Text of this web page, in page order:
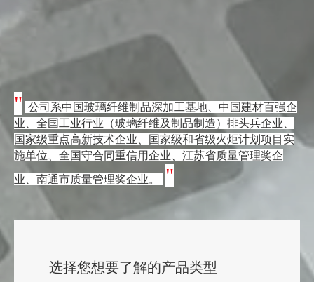
" 公司系中国玻璃纤维制品深加工基地、中国建材百强企
业、全国工业行业（玻璃纤维及制品制造）排头兵企业、
国家级重点高新技术企业、国家级和省级火炬计划项目实
施单位、全国守合同重信用企业、江苏省质量管理奖企
业、南通市质量管理奖企业。
"
选择您想要了解的产品类型